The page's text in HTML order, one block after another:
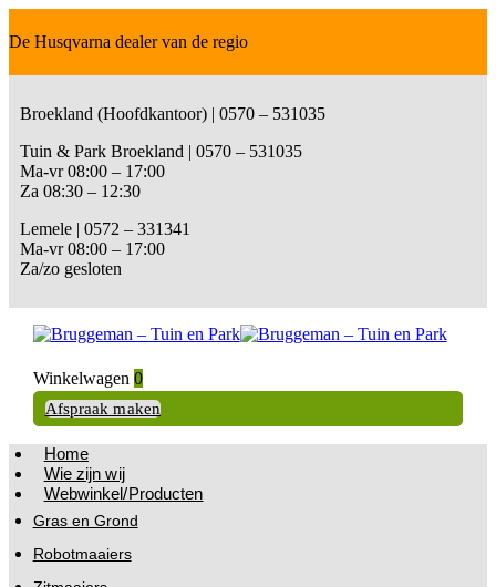
De Husqvarna dealer van de regio
Broekland (Hoofdkantoor) | 0570 – 531035
Tuin & Park Broekland | 0570 – 531035
Ma-vr 08:00 – 17:00
Za 08:30 – 12:30
Lemele | 0572 – 331341
Ma-vr 08:00 – 17:00
Za/zo gesloten
Winkelwagen 0
Afspraak maken
Home
Wie zijn wij
Webwinkel/Producten
Gras en Grond
Robotmaaiers